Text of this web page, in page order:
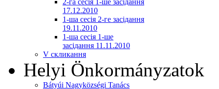
2-га сесія 1-ше засідання
17.12.2010
1-ша сесія 2-ге засідання
19.11.2010
1-ша сесія 1-ше
засідання 11.11.2010
V скликання
Helyi Önkormányzatok
Bátyúi Nagyközségi Tanács